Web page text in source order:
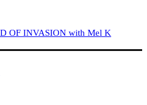
OF INVASION with Mel K